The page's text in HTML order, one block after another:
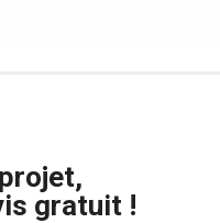
gratuit !